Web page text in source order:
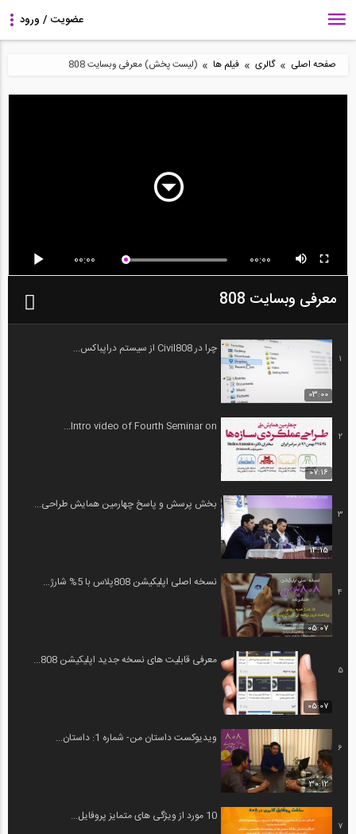
صفحه اصلی » گالری » فیلم ها » (لیست پخش) معرفی وبسایت 808
00:00 00:00
معرفی وبسایت 808
1
03:00
چرا در Civil808 از سیستم دراپباکس...
2
07:16
Intro video of Fourth Seminar on...
3
14:15
بخش پرسش و پاسخ چهارمین همایش طراحی...
4
05:07
نسخه اصلی اپلیکیشن 808پلاس با 5% شارژ...
5
05:07
معرفی قابلیت های نسخه جدید اپلیکیشن 808...
6
30:12
ویدیوکست داستان من- شماره 1: داستان...
7
10 مورد از ویژگی های متمایز پروفایل...